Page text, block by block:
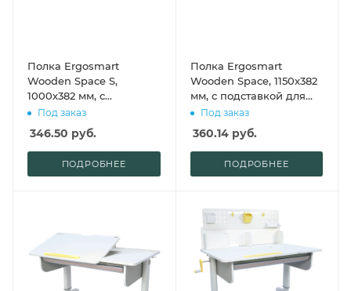
Полка Ergosmart
Wooden Space S,
1000х382 мм, с
подставкой для книг
Под заказ
346.50 руб.
ПОДРОБНЕЕ
Полка Ergosmart
Wooden Space, 1150х382
мм, с подставкой для
книгПод заказ
360.14руб.
ПОДРОБНЕЕ